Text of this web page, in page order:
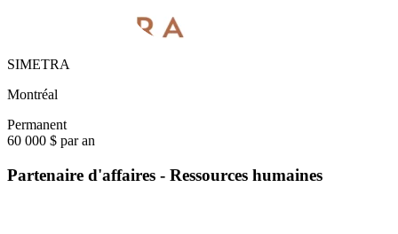
SIMETRA
Montréal
Permanent
60 000 $ par an
Partenaire d'affaires - Ressources humaines